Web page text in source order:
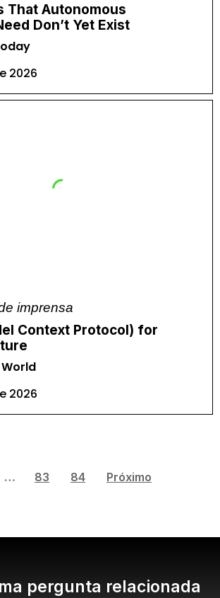
That Autonomous
Don’t Yet Exist
2026
imprensa
Context Protocol) for
2026
… 83 84 Próximo
pergunta relacionada